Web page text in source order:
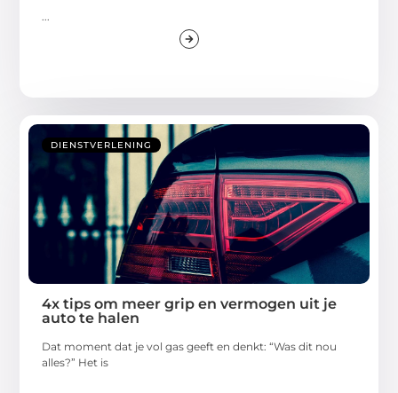
DIENSTVERLENING
4x tips om meer grip en vermogen uit je
auto te halen
Dat moment dat je vol gas geeft en denkt: “Was dit nou
alles?” Het is